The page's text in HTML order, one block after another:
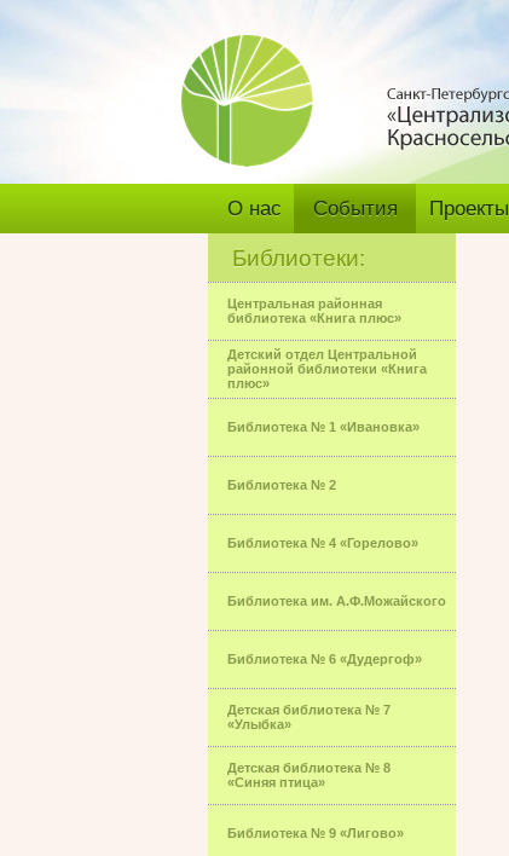
О нас События Проекты
Библиотеки:
Центральная районная
библиотека «Книга плюс»
Детский отдел Центральной
районной библиотеки «Книга
плюс»
Библиотека № 1 «Ивановка»
Библиотека № 2
Библиотека № 4 «Горелово»
Библиотека им. А.Ф.Можайского
Библиотека № 6 «Дудергоф»
Детская библиотека № 7
«Улыбка»
Детская библиотека № 8
«Синяя птица»
Библиотека № 9 «Лигово»